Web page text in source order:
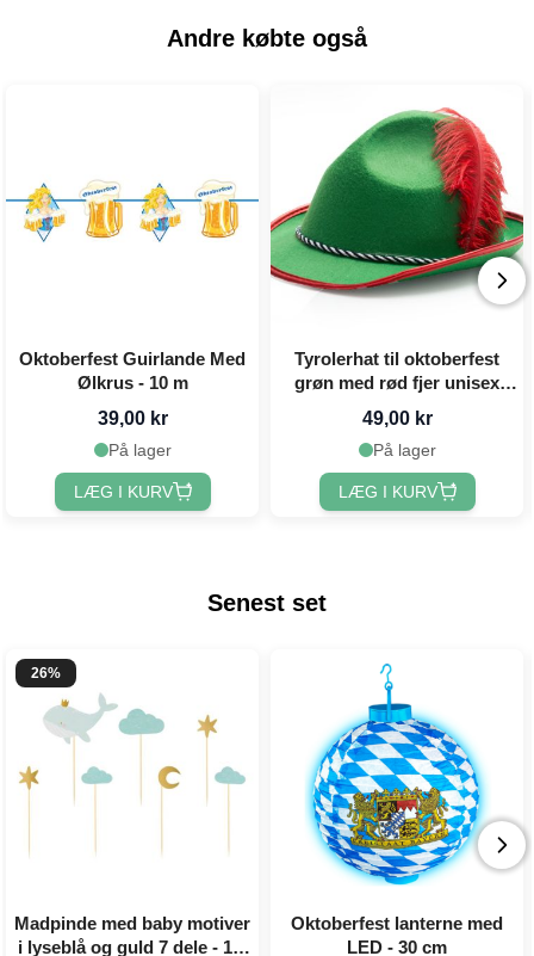
Andre købte også
Oktoberfest Guirlande Med
Ølkrus - 10 m
39,00 kr
På lager
LÆG I KURV
Tyrolerhat til oktoberfest
grøn med rød fjer unisex
one-size
49,00 kr
På lager
LÆG I KURV
Senest set
26%
Madpinde med baby motiver
i lyseblå og guld 7 dele - 11-
Oktoberfest lanterne med
LED - 30 cm